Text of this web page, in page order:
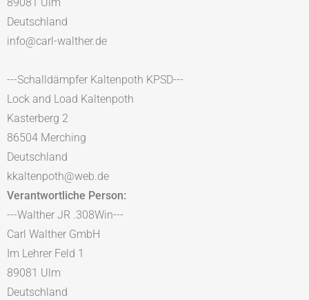
89081 Ulm
Deutschland
info@carl-walther.de
---Schalldämpfer Kaltenpoth KPSD---
Lock and Load Kaltenpoth
Kasterberg 2
86504 Merching
Deutschland
kkaltenpoth@web.de
Verantwortliche Person:
---Walther JR .308Win---
Carl Walther GmbH
Im Lehrer Feld 1
89081 Ulm
Deutschland